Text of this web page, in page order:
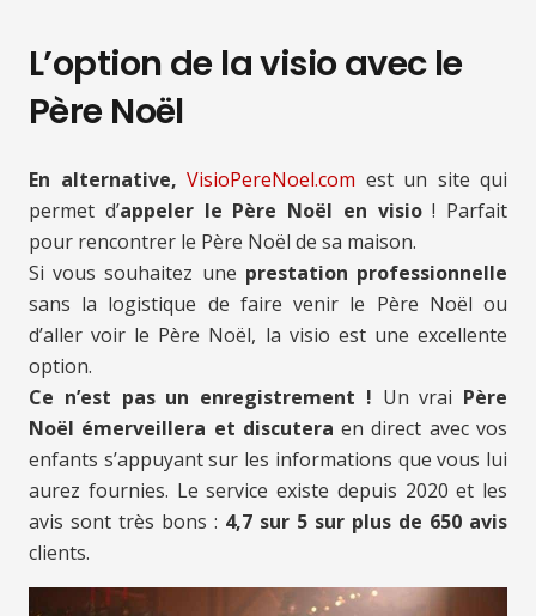
L’option de la visio avec le
Père Noël
En alternative, VisioPereNoel.com est un site qui
permet d’appeler le Père Noël en visio! Parfait
pour rencontrer le Père Noël de sa maison.
Si vous souhaitez une prestation professionnelle
sans la logistique de faire venir le Père Noël ou
d’aller voir le Père Noël, la visio est une excellente
option.
Ce n’est pas un enregistrement ! Un vrai Père
Noël émerveillera et discutera en direct avec vos
enfants s’appuyant sur les informations que vous lui
aurez fournies. Le service existe depuis 2020 et les
avis sont très bons : 4,7 sur 5 sur plus de 650 avis
clients.